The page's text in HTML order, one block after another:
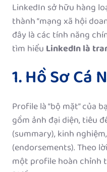
LinkedIn sở hữu hàng
thành “mạng xã hội
đây là các tính năng
tìm hiểu LinkedIn là
1. Hồ Sơ Cá
Profile là “bộ mặt” của
gồm ảnh đại diện, tiêu
(summary), kinh
(endorsements). Theo
một profile hoàn chỉnh